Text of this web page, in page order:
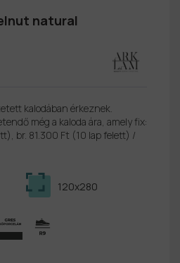
natural
kalodában érkeznek.
még a kaloda ára, amely fix:
br. 81.300 Ft (10 lap felett) /
120x280